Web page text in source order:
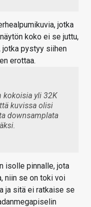
jotka
koko ei se juttu,
jotka pystyy siihen
erottaa.
kokoisia yli 32K
kuvissa olisi
downsamplata
isolle pinnalle, jota
niin se on toki voi
ja sitä ei ratkaise se